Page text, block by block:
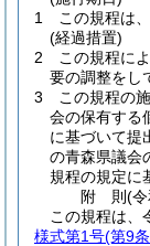
1
この規程は
(経過措置)
2
この規程に
要の調整をし
3
この規程の
会の保有する
に基づいて提
の青森県議会
規程の規定に
附 則(
この規程は、
様式第1号(第9